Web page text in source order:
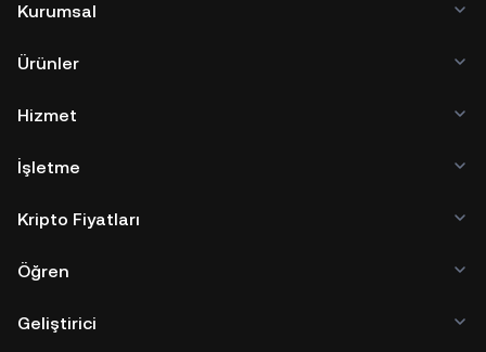
Kurumsal
Ürünler
Hizmet
İşletme
Kripto Fiyatları
Öğren
Geliştirici